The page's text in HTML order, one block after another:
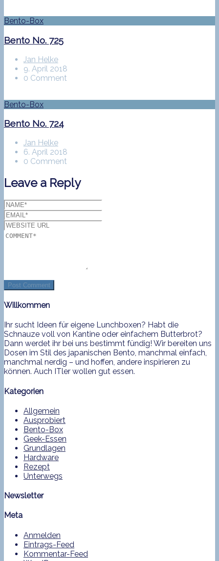
Bento-Box
Bento No. 725
Jan Helke
9. April 2018
0 Comment
Bento-Box
Bento No. 724
Jan Helke
6. April 2018
0 Comment
Leave a Reply
Willkommen
Ihr sucht Ideen für eigene Lunchboxen? Habt die
Schnauze voll von Kantine oder einfachem Butterbrot?
Dann werdet ihr bei uns bestimmt fündig! Wir bereiten uns
Dosen im Stil des japanischen Bento, manchmal einfach,
manchmal nerdig – und hoffen, andere inspirieren zu
können. Auch ITler wollen gut essen.
Kategorien
Allgemein
Ausprobiert
Bento-Box
Geek-Essen
Grundlagen
Hardware
Rezept
Unterwegs
Newsletter
Meta
Anmelden
Eintrags-Feed
Kommentar-Feed